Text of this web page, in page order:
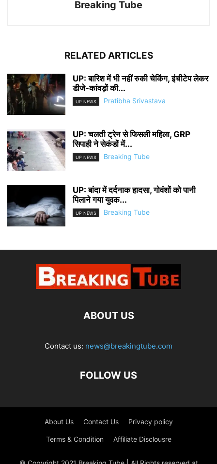
Breaking Tube
RELATED ARTICLES
UP: बारिश में भी नहीं रुकी चेकिंग, इंचीटेप लेकर
डीजे-कांवड़ों की...
UP NEWS Pratibha Srivastava
UP: चलती ट्रेन से फिसली महिला, GRP
सिपाही ने सेकंडों में...
UP NEWS Breaking Tube
UP: बांदा में दर्दनाक हादसा, गोवंशों को पानी
पिलाने गया युवक...
UP NEWS Breaking Tube
ABOUT US
Contact us: news@breakingtube.com
FOLLOW US
About Us Contact Us Privacy policy
Terms & Condition Affiliate Disclousre